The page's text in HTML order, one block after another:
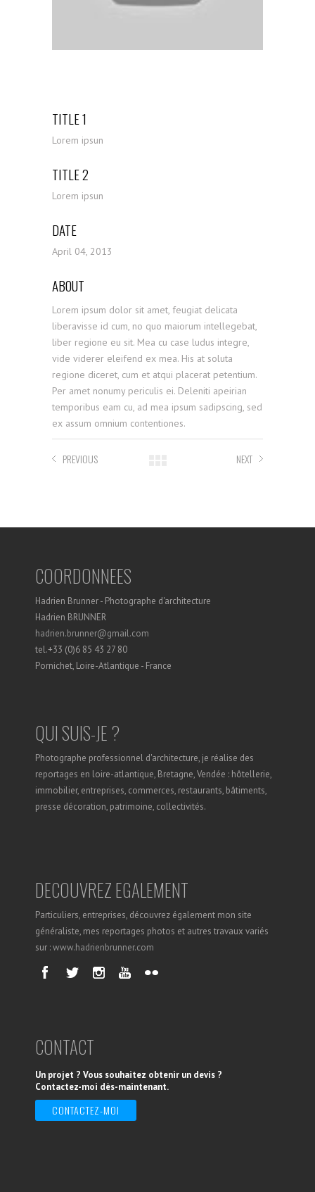
TITLE 1
Lorem ipsun
TITLE 2
Lorem ipsun
DATE
April 04, 2013
ABOUT
Lorem ipsum dolor sit amet, feugiat delicata
liberavisse id cum, no quo maiorum intellegebat,
liber regione eu sit. Mea cu case ludus integre,
vide viderer eleifend ex mea. His at soluta
regione diceret, cum et atqui placerat petentium.
Per amet nonumy periculis ei. Deleniti apeirian
temporibus eam cu, ad mea ipsum sadipscing, sed
ex assum omnium contentiones.
PREVIOUS NEXT
COORDONNEES
Hadrien Brunner - Photographe d'architecture
Hadrien BRUNNER
hadrien.brunner@gmail.com
tel.+33 (0)6 85 43 27 80
Pornichet, Loire-Atlantique - France
QUI SUIS-JE ?
Photographe professionnel d'architecture, je réalise des
reportages en loire-atlantique, Bretagne, Vendée : hôtellerie,
immobilier, entreprises, commerces, restaurants, bâtiments,
presse décoration, patrimoine, collectivités.
DECOUVREZ EGALEMENT
Particuliers, entreprises, découvrez également mon site
généraliste, mes reportages photos et autres travaux variés
sur :www.hadrienbrunner.com
CONTACT
Un projet ? Vous souhaitez obtenir un devis ?
Contactez-moi dès-maintenant.
CONTACTEZ-MOI